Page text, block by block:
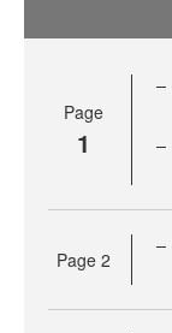
Page
1
Page 2